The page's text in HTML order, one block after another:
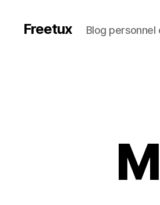
Freetux Blog personnel